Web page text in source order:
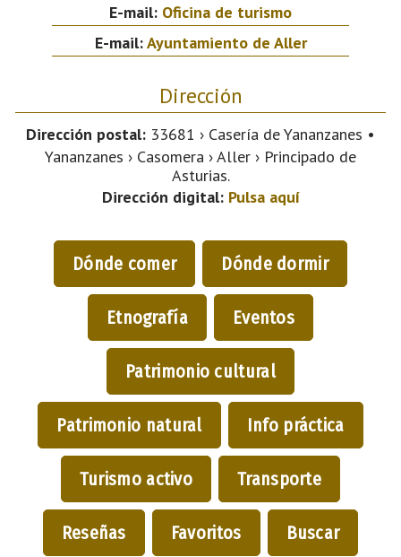
E-mail: Oficina de turismo
E-mail:Ayuntamiento de Aller
Dirección
Dirección postal: 33681 › Casería de Yananzanes •
Yananzanes › Casomera › Aller › Principado de
Asturias.
Dirección digital: Pulsa aquí
Dónde comer Dónde dormir
Etnografía Eventos
Patrimonio cultural
Patrimonio natural Info práctica
Turismo activo Transporte
Reseñas Favoritos Buscar